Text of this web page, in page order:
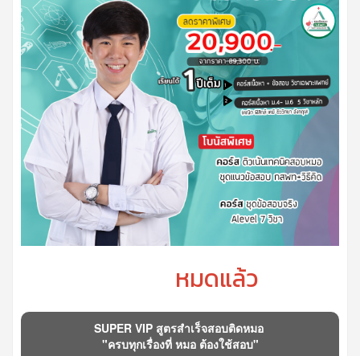
หมดแล้ว
SUPER VIP สูตรสำเร็จสอบติดหมอ
"ครบทุกเรื่องที่ หมอ ต้องใช้สอบ"